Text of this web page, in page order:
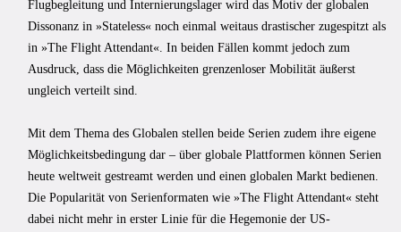
Flugbegleitung und Internierungslager wird das Motiv der globalen
Dissonanz in »Stateless« noch einmal weitaus drastischer zugespitzt als
in »The Flight Attendant«. In beiden Fällen kommt jedoch zum
Ausdruck, dass die Möglichkeiten grenzenloser Mobilität äußerst
ungleich verteilt sind.
Mit dem Thema des Globalen stellen beide Serien zudem ihre eigene
Möglichkeitsbedingung dar – über globale Plattformen können Serien
heute weltweit gestreamt werden und einen globalen Markt bedienen.
Die Popularität von Serienformaten wie »The Flight Attendant« steht
dabei nicht mehr in erster Linie für die Hegemonie der US-